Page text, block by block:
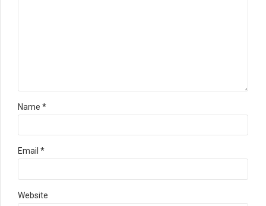
Name *
Email *
Website